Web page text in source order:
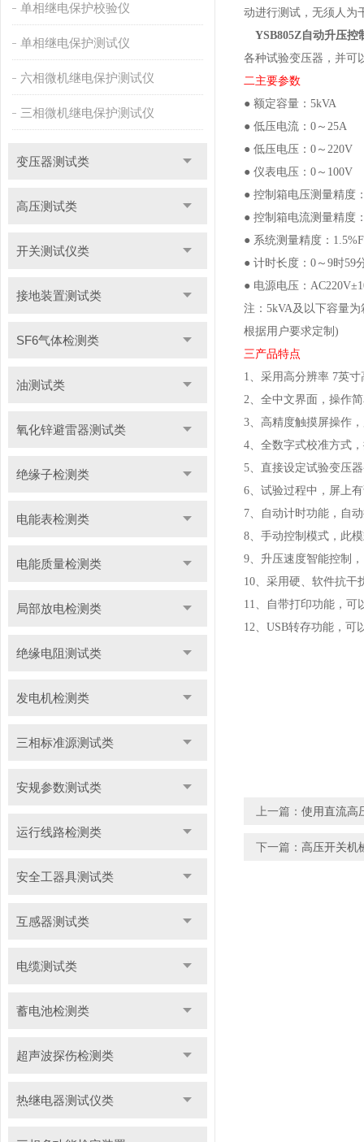
单相继电保护校验仪
单相继电保护测试仪
六相微机继电保护测试仪
三相微机继电保护测试仪
变压器测试类
高压测试类
开关测试仪类
接地装置测试类
SF6气体检测类
油测试类
氧化锌避雷器测试类
绝缘子检测类
电能表检测类
电能质量检测类
局部放电检测类
绝缘电阻测试类
发电机检测类
三相标准源测试类
安规参数测试类
运行线路检测类
安全工器具测试类
互感器测试类
电缆测试类
蓄电池检测类
超声波探伤检测类
热继电器测试仪类
动进行测试，无须人为
YSB805Z自动升压控
各种试验变压器，并可
二主要参数
● 额定容量： 5kVA
● 低压电流： 0 ～ 25A
● 低压电压： 0 ～ 220V
● 仪表电压： 0 ～ 100V
● 控制箱电压测量精度
● 控制箱电流测量精度
● 系统测量精度：
● 计时长度： 0 ～ 9时59
● 电源电压： AC220V±
注： 5kVA及以下容量
根据用户要求定制 )
三产品特点
1、 采用高分辨率 7英寸
2、 全中文界面，操作
3、 高精度触摸屏操作
4、 全数字式校准方式
5、直接设定试验变压
6、 试验过程中，屏上
7、
自动计时功能，自
8、 手动控制模式，此
9、 升压速度智能控制
10、 采用硬、软件抗干
11、
自带打印功能，可
12、 USB转存功能，可
上一篇： 使用直流高
下一篇： 高压开关机